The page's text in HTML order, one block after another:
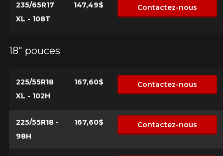
235/65R17
XL - 108T
147,49$ Contactez-nous
18" pouces
225/55R18
XL - 102H
167,60$ Contactez-nous
225/55R18 -
98H
167,60$ Contactez-nous